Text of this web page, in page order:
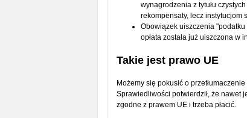
wynagrodzenia z tytułu
rekompensaty, lecz instytucjom
Obowiązek uiszczenia
opłata została już uiszczona w
Takie jest prawo UE
Możemy się pokusić o
Sprawiedliwości potwierdził, że nawet
zgodne z prawem UE i trzeba płacić.